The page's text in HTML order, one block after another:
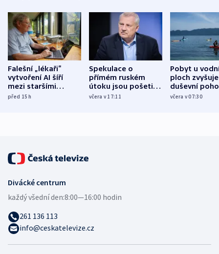
Falešní „lékaři“
vytvoření AI šíří
mezi staršími
Poláky nebezpečné
před 15h
Spekulace o
přímém ruském
útoku jsou pošetilé,
míní estonský
včera v 17:11
Pobyt u
ploch zvyšuje
duševní
ukázala
včera v 07:30
Divácké centrum
každý všední den:8:00—16:00 hodin
261 136 113
info@ceskatelevize.cz